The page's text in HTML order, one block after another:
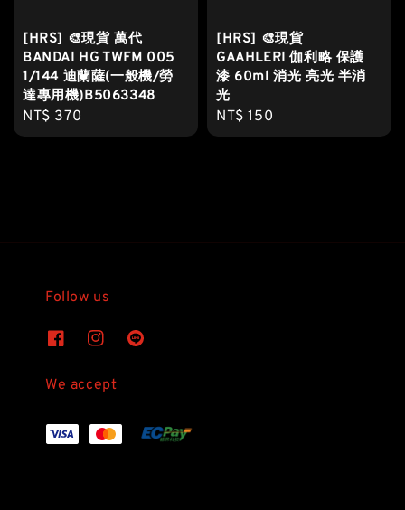
[HRS] 🎨現貨 萬代
BANDAI HG TWFM 005
1/144 迪蘭薩(一般機/勞
達專用機)B5063348
Regular
price
NT$ 370
[HRS] 🎨現貨
GAAHLERI 伽利略 保護
漆 60ml 消光 亮光 半消
光
Regular
price
NT$ 150
Follow us
We accept